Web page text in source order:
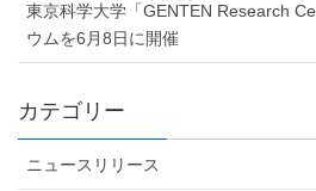
東京科学大学「GENTEN Research
ウムを6月8日に開催
カテゴリー
ニュースリリース